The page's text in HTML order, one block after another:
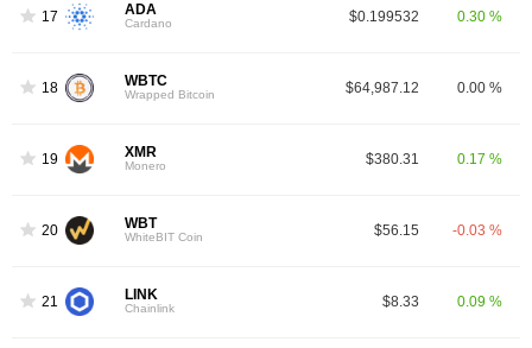
17 ADA
Cardano $0.199532 0.30 %
18 WBTC
Wrapped Bitcoin $64,987.12 0.00 %
19 XMR
Monero $380.31 0.17 %
20 WBT
WhiteBIT Coin $56.15 -0.03 %
21 LINK
Chainlink $8.33 0.09 %